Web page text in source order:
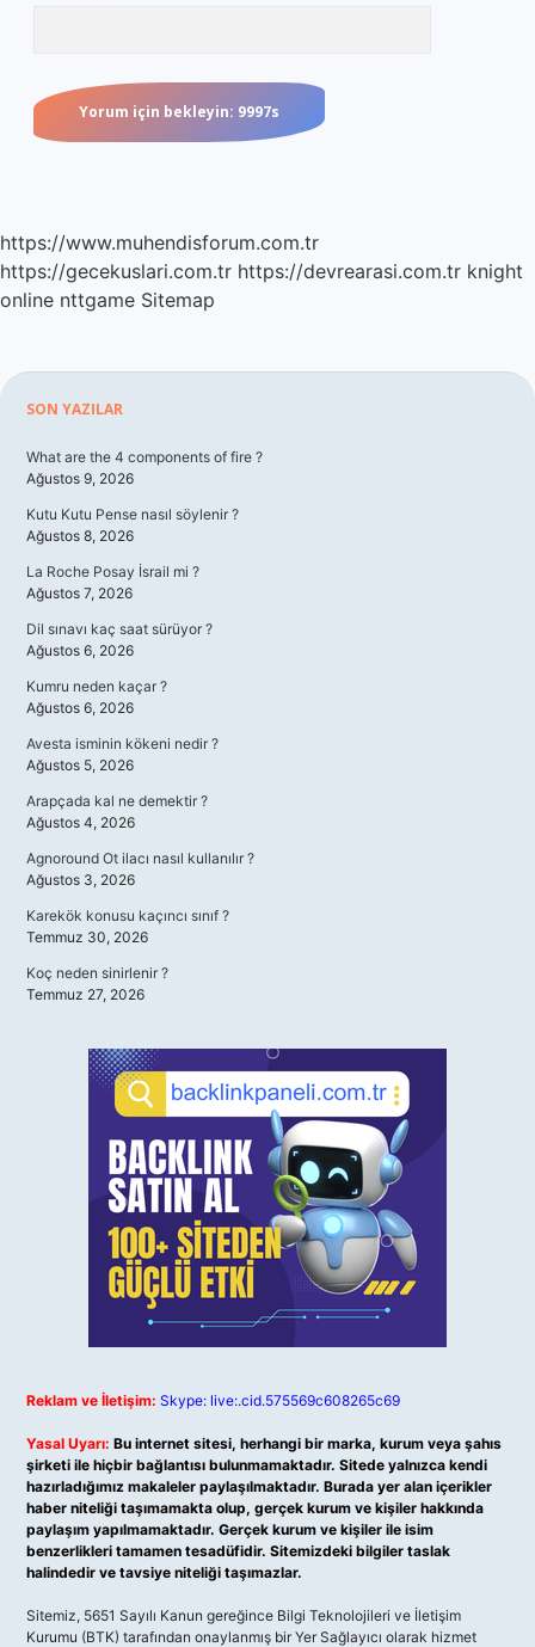
https://www.muhendisforum.com.tr
https://gecekuslari.com.tr https://devrearasi.com.tr knight
online nttgame Sitemap
Sidebar
SON YAZILAR
What are the 4 components of fire ?
Ağustos 9, 2026
Kutu Kutu Pense nasıl söylenir ?
Ağustos 8, 2026
La Roche Posay İsrail mi ?
Ağustos 7, 2026
Dil sınavı kaç saat sürüyor ?
Ağustos 6, 2026
Kumru neden kaçar ?
Ağustos 6, 2026
Avesta isminin kökeni nedir ?
Ağustos 5, 2026
Arapçada kal ne demektir ?
Ağustos 4, 2026
Agnoround Ot ilacı nasıl kullanılır ?
Ağustos 3, 2026
Karekök konusu kaçıncı sınıf ?
Temmuz 30, 2026
Koç neden sinirlenir ?
Temmuz 27, 2026
Reklam ve İletişim: Skype: live:.cid.575569c608265c69
Yasal Uyarı: Bu internet sitesi, herhangi bir marka, kurum veya şahıs
şirketi ile hiçbir bağlantısı bulunmamaktadır. Sitede yalnızca kendi
hazırladığımız makaleler paylaşılmaktadır. Burada yer alan içerikler
haber niteliği taşımamakta olup, gerçek kurum ve kişiler hakkında
paylaşım yapılmamaktadır. Gerçek kurum ve kişiler ile isim
benzerlikleri tamamen tesadüfidir. Sitemizdeki bilgiler taslak
halindedir ve tavsiye niteliği taşımazlar.
Sitemiz, 5651 Sayılı Kanun gereğince Bilgi Teknolojileri ve İletişim
Kurumu (BTK) tarafından onaylanmış bir Yer Sağlayıcı olarak hizmet